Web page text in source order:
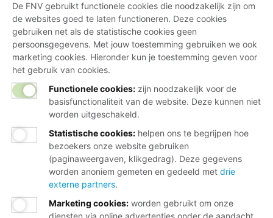
De FNV gebruikt functionele cookies die noodzakelijk zijn om
de websites goed te laten functioneren. Deze cookies
gebruiken net als de statistische cookies geen
persoonsgegevens. Met jouw toestemming gebruiken we ook
marketing cookies. Hieronder kun je toestemming geven voor
het gebruik van cookies.
Functionele cookies: zijn noodzakelijk voor de
basisfunctionaliteit van de website. Deze kunnen niet
worden uitgeschakeld.
Statistische cookies: helpen ons te begrijpen hoe
bezoekers onze website gebruiken
(paginaweergaven, klikgedrag). Deze gegevens
worden anoniem gemeten en gedeeld met drie
externe partners.
Marketing cookies: worden gebruikt om onze
diensten via online advertenties onder de aandacht